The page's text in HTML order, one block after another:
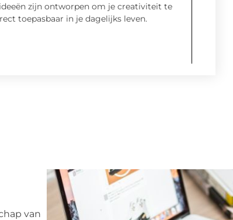
zijn ontworpen om je creativiteit te
toepasbaar in je dagelijks leven.
van